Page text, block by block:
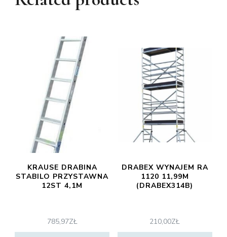
KRAUSE DRABINA
STABILO PRZYSTAWNA
12ST 4,1M
785,97ZŁ
DRABEX WYNAJEM RA
1120 11,99M
(DRABEX314B)
210,00ZŁ